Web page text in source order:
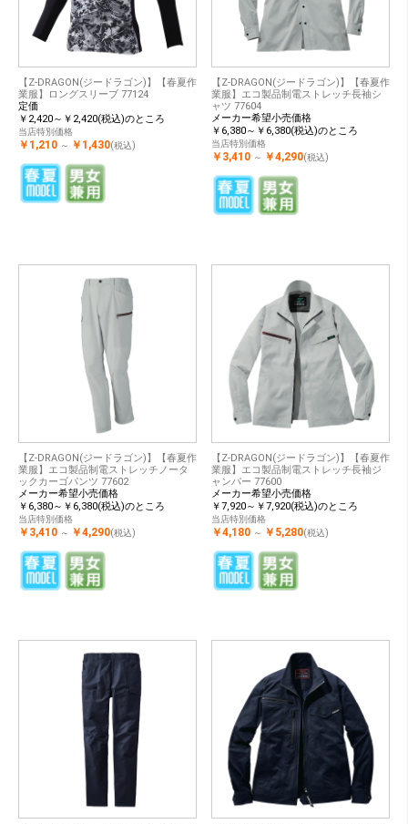
【Z-DRAGON(ジードラゴン)】【春夏作
業服】ロングスリーブ 77124
定価
￥2,420～￥2,420(税込)のところ
当店特別価格
￥1,210 ～ ￥1,430(税込)
【Z-DRAGON(ジードラゴン)】【春夏作
業服】エコ製品制電ストレッチ長袖シ
ャツ 77604
メーカー希望小売価格
￥6,380～￥6,380(税込)のところ
当店特別価格
￥3,410 ～ ￥4,290(税込)
【Z-DRAGON(ジードラゴン)】【春夏作
業服】エコ製品制電ストレッチノータ
ックカーゴパンツ 77602
メーカー希望小売価格
￥6,380～￥6,380(税込)のところ
当店特別価格
￥3,410 ～ ￥4,290(税込)
【Z-DRAGON(ジードラゴン)】【春夏作
業服】エコ製品制電ストレッチ長袖ジ
ャンパー 77600
メーカー希望小売価格
￥7,920～￥7,920(税込)のところ
当店特別価格
￥4,180 ～ ￥5,280(税込)